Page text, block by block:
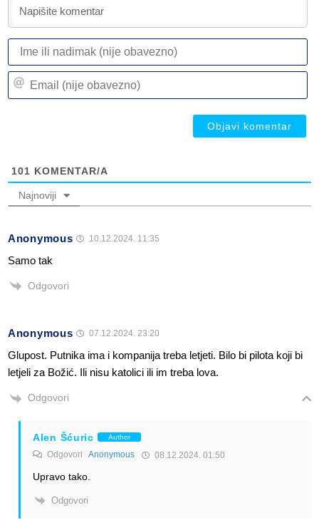
101 KOMENTAR/A
Najnoviji
Anonymous 10.12.2024. 11:35
Samo tak
Odgovori
Anonymous 07.12.2024. 23:20
Glupost. Putnika ima i kompanija treba letjeti. Bilo bi pilota koji bi
letjeli za Božić. Ili nisu katolici ili im treba lova.
Odgovori
Alen Šćuric Author
Odgovori Anonymous 08.12.2024. 01:50
Upravo tako.
Odgovori